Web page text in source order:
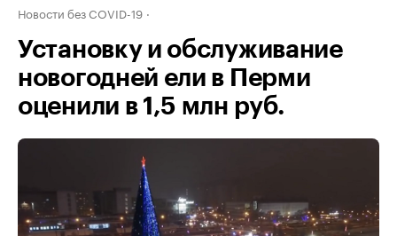
Новости без COVID-19
Установку и обслуживание
новогодней ели в Перми
оценили в 1,5 млн руб.